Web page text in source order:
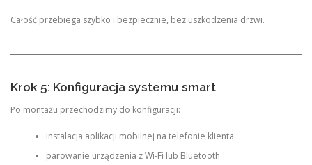
Całość przebiega szybko i bezpiecznie, bez uszkodzenia drzwi.
Krok 5: Konfiguracja systemu smart
Po montażu przechodzimy do konfiguracji:
instalacja aplikacji mobilnej na telefonie klienta
parowanie urządzenia z Wi-Fi lub Bluetooth